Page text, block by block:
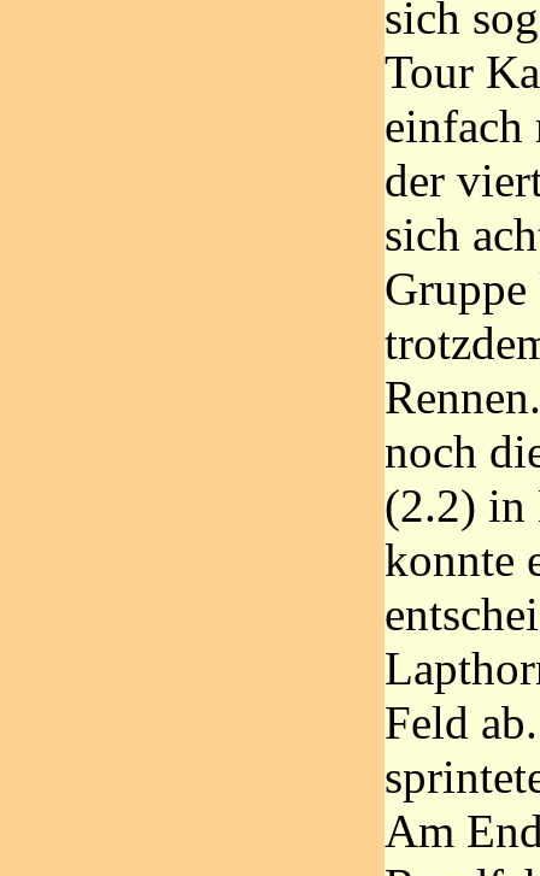
sich
Tour
einfach
der
sich
noch
(2.2) in
konnte
Feld
Am